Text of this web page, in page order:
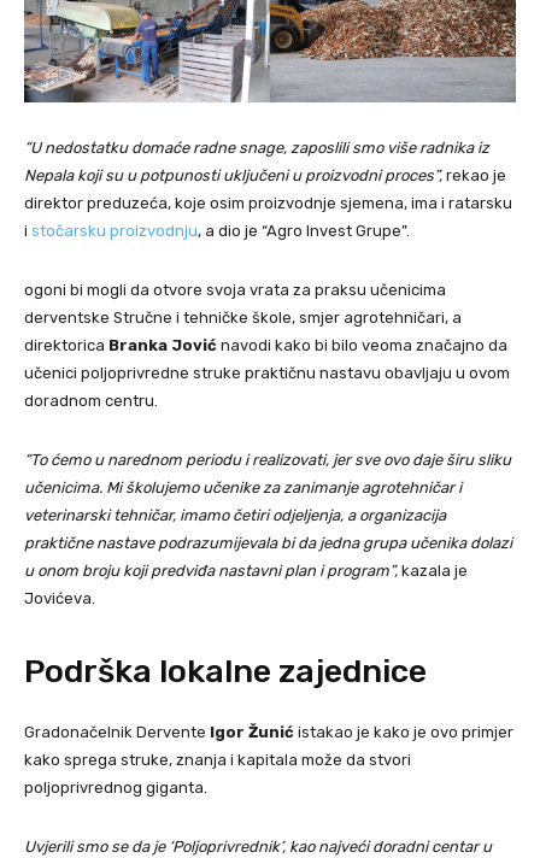
“U nedostatku domaće radne snage, zaposlili smo više radnika iz
Nepala koji su u potpunosti uključeni u proizvodni proces”, rekao je
direktor preduzeća, koje osim proizvodnje sjemena, ima i ratarsku
i stočarsku proizvodnju, a dio je “Agro Invest Grupe”.
ogoni bi mogli da otvore svoja vrata za praksu učenicima
derventske Stručne i tehničke škole, smjer agrotehničari, a
direktorica Branka Jović navodi kako bi bilo veoma značajno da
učenici poljoprivredne struke praktičnu nastavu obavljaju u ovom
doradnom centru.
“To ćemo u narednom periodu i realizovati, jer sve ovo daje širu sliku
učenicima. Mi školujemo učenike za zanimanje agrotehničar i
veterinarski tehničar, imamo četiri odjeljenja, a organizacija
praktične nastave podrazumijevala bi da jedna grupa učenika dolazi
u onom broju koji predviđa nastavni plan i program”, kazala je
Jovićeva.
Podrška lokalne zajednice
Gradonačelnik Dervente Igor Žunić istakao je kako je ovo primjer
kako sprega struke, znanja i kapitala može da stvori
poljoprivrednog giganta.
Uvjerili smo se da je ‘Poljoprivrednik’, kao najveći doradni centar u